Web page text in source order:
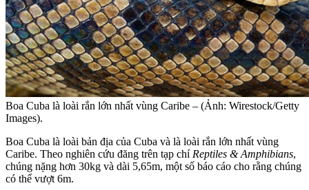
Boa Cuba là loài rắn lớn nhất vùng Caribe – (Ảnh: Wirestock/Getty
Images).
Boa Cuba là loài bản địa của Cuba và là loài rắn lớn nhất vùng
Caribe. Theo nghiên cứu đăng trên tạp chí Reptiles & Amphibians,
chúng nặng hơn 30kg và dài 5,65m, một số báo cáo cho rằng chúng
có thể vượt 6m.